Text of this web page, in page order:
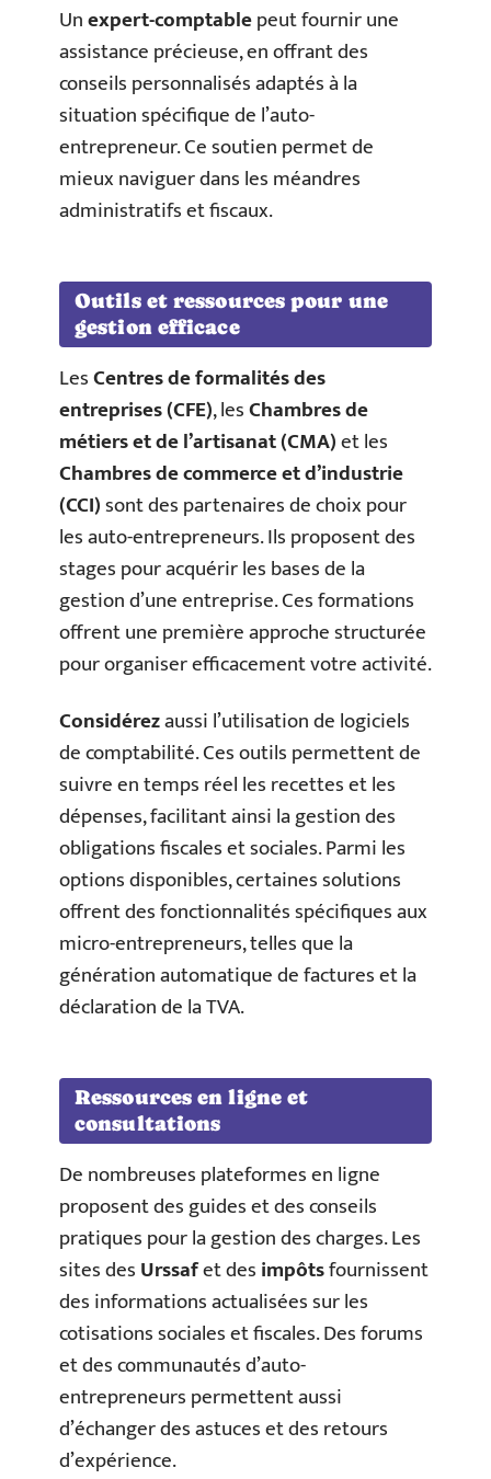
Unexpert-comptablepeut fournir une
assistance précieuse, en offrant des
conseils personnalisés adaptés à la
situation spécifique de l’auto-
entrepreneur. Ce soutien permet de
mieux naviguer dans les méandres
administratifs et fiscaux.
Outils et ressources pour une
gestion efficace
LesCentres de formalités des
entreprises (CFE), lesChambres de
métiers et de l’artisanat (CMA)et les
Chambres de commerce et d’industrie
(CCI)sont des partenaires de choix pour
les auto-entrepreneurs. Ils proposent des
stages pour acquérir les bases de la
gestion d’une entreprise. Ces formations
offrent une première approche structurée
pour organiser efficacement votre activité.
Considérezaussi l’utilisation de logiciels
de comptabilité. Ces outils permettent de
suivre en temps réel les recettes et les
dépenses, facilitant ainsi la gestion des
obligations fiscales et sociales. Parmi les
options disponibles, certaines solutions
offrent des fonctionnalités spécifiques aux
micro-entrepreneurs, telles que la
génération automatique de factures et la
déclaration de la TVA.
Ressources en ligne et
consultations
De nombreuses plateformes en ligne
proposent des guides et des conseils
pratiques pour la gestion des charges. Les
sites desUrssafet desimpôtsfournissent
des informations actualisées sur les
cotisations sociales et fiscales. Des forums
et des communautés d’auto-
entrepreneurs permettent aussi
d’échanger des astuces et des retours
d’expérience.